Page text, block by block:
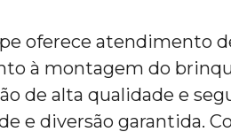
oferece atendimento
à montagem do
de alta qualidade e
e diversão garantida.